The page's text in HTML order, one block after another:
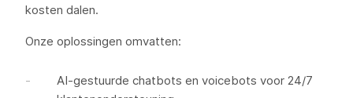
kosten dalen.
Onze oplossingen omvatten:
AI-gestuurde chatbots en voicebots voor 24/7